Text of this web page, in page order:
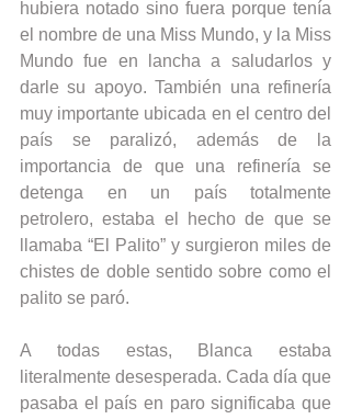
hubiera notado sino fuera porque tenía
el nombre de una Miss Mundo, y la Miss
Mundo fue en lancha a saludarlos y
darle su apoyo. También una refinería
muy importante ubicada en el centro del
país se paralizó, además de la
importancia de que una refinería se
detenga en un país totalmente
petrolero, estaba el hecho de que se
llamaba “El Palito” y surgieron miles de
chistes de doble sentido sobre como el
palito se paró.
A todas estas, Blanca estaba
literalmente desesperada. Cada día que
pasaba el país en paro significaba que